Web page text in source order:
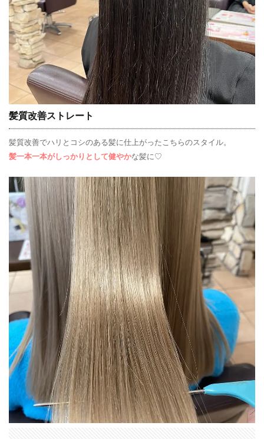
髪質改善ストレート
髪質改善でハリとコシのある髪に仕上がったこちらのスタイル。
髪一本一本がしっかりとして健やかな髪に♡